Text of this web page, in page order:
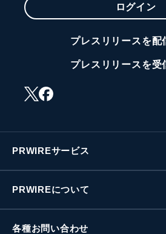
ログイン
プレスリリースを配
プレスリリースを受
PRWIREサービス
PRWIREについて
各種お問い合わせ